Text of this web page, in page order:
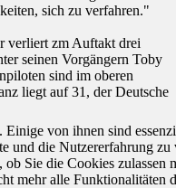
sich zu verfahren."
verliert zm Auftakt drei
seinen Vorgängern Toby
sind im oberen
liegt auf 31, der Deutsche
von ihnen sind
und die Nutzererfahrung zu
Sie die Cookies zulassen
mehr alle Funktionalitäten